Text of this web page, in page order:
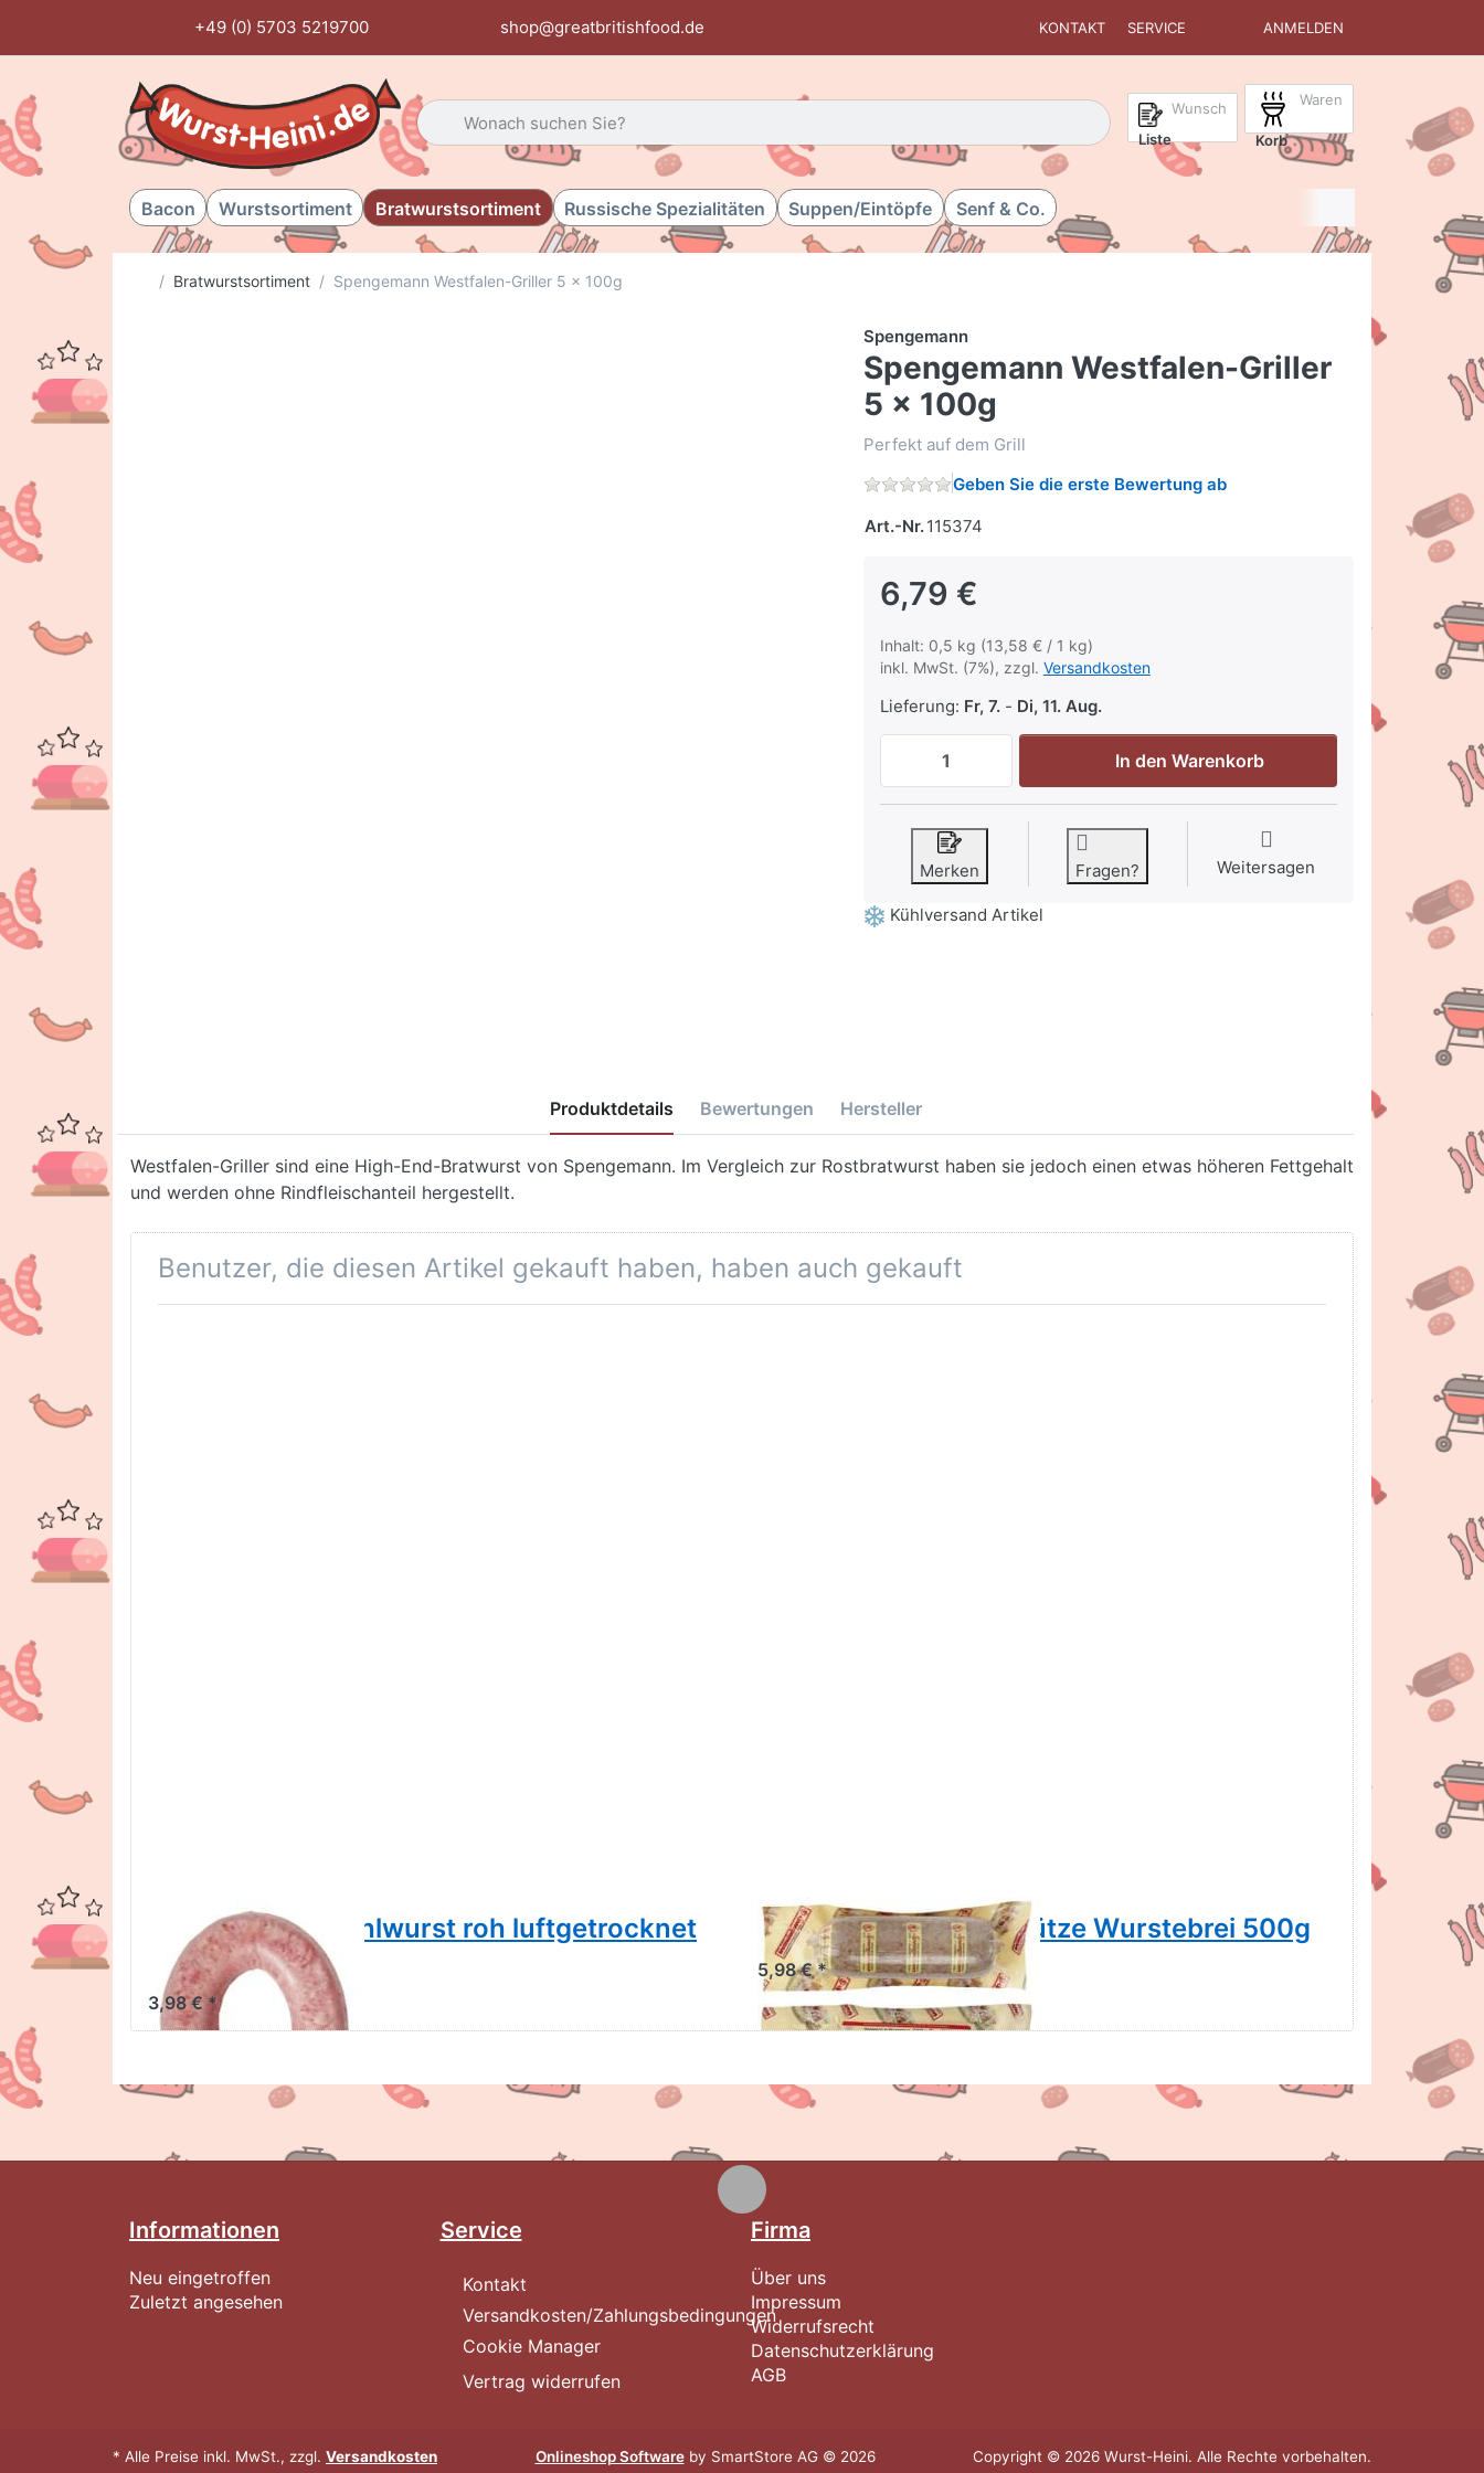
+49 (0) 5703 5219700 shop@greatbritishfood.de KONTAKT SERVICE ANMELDEN
Geben Sie einen Suchbegriff ein. Während Sie tippen, erscheinen automatisch erste Ergebnisse. Drücken Sie die Eingabetaste, um alle
Wunsch
Liste
Waren
Korb
Bacon Wurstsortiment Bratwurstsortiment Russische Spezialitäten Suppen/Eintöpfe Senf & Co.
Startseite
Bratwurstsortiment Spengemann Westfalen-Griller 5 x 100g
Spengemann
Spengemann Westfalen-Griller
5 x 100g
Perfekt auf dem Grill
Geben Sie die erste Bewertung ab
Art.-Nr.115374
6,79 €
Inhalt: 0,5 kg (13,58 € / 1 kg)
inkl. MwSt. (7%), zzgl. Versandkosten
Lieferung: Fr, 7.- Di, 11. Aug.
Spengemann Westfalen-Griller 5 x 100g zu 6,79 €, Menge
In den Warenkorb
Merken Fragen? Weitersagen
Kühlversand Artikel
Produktdetails Bewertungen Hersteller
Westfalen-Griller sind eine High-End-Bratwurst von Spengemann. Im Vergleich zur Rostbratwurst haben sie jedoch einen etwas höheren Fettgehalt
und werden ohne Rindfleischanteil hergestellt.
Benutzer, die diesen Artikel gekauft haben, haben auch gekauft
Spengemann Kohlwurst roh luftgetrocknet
250g
3,98 € *
Spengemann Stippgrütze Wurstebrei 500g
5,98 € *
Informationen
Neu eingetroffen
Zuletzt angesehen
Service
Kontakt
Versandkosten/Zahlungsbedingungen
Cookie Manager
Vertrag widerrufen
Firma
Über uns
Impressum
Widerrufsrecht
Datenschutzerklärung
AGB
* Alle Preise inkl. MwSt., zzgl. Versandkosten Onlineshop Softwareby SmartStore AG © 2026 Copyright © 2026 Wurst-Heini. Alle Rechte vorbehalten.